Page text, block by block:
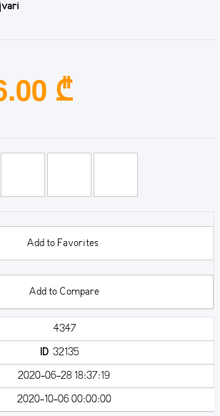
₾
Add to Favorites
Add to Compare
4347
ID 32135
2020-06-28 18:37:19
2020-10-06 00:00:00